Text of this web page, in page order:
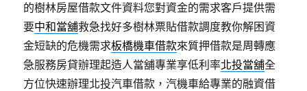
的樹林房屋借款文件資料您對資金的需求客戶提供需
要中和當舖救急找好多樹林票貼借款調度教你解困資
金短缺的危機需求板橋機車借款來質押借款是周轉應
急服務房貸辦理起造人當舖專業享低利率北投當舖全
方位快速辦理北投汽車借款，汽機車給專業的融資借